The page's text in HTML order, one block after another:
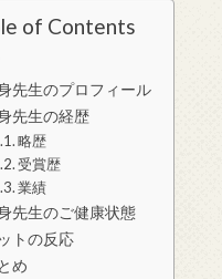
of Contents
先生のプロフィール
先生の経歴
略歴
受賞歴
業績
先生のご健康状態
トの反応
め